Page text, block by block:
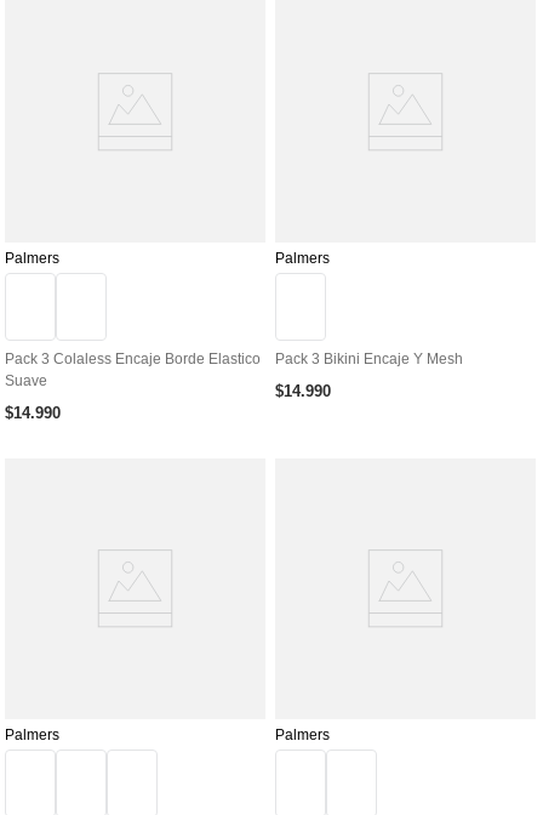
Palmers
Pack 3 Colaless Encaje Borde Elastico
Suave
$14.990
Palmers
Pack 3 Bikini Encaje Y Mesh
$14.990
Palmers Palmers